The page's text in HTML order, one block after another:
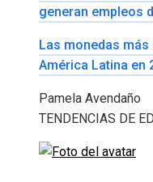
generan empleos
Las monedas más
América Latina en
Pamela Avendaño
TENDENCIAS DE